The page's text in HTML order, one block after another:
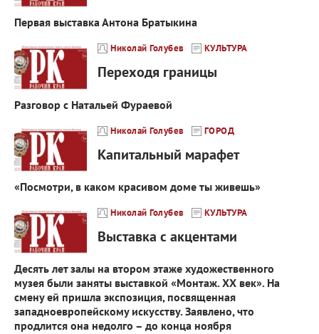
Первая выставка Антона Братыкина
Николай Голубев КУЛЬТУРА
Переходя границы
Разговор с Натальей Фураевой
Николай Голубев ГОРОД
Капитальный марафет
«Посмотри, в каком красивом доме ты живешь»
Николай Голубев КУЛЬТУРА
Выставка с акцентами
Десять лет залы на втором этаже художественного
музея были заняты выставкой «Монтаж. ХХ век». На
смену ей пришла экспозиция, посвященная
западноевропейскому искусству. Заявлено, что
продлится она недолго – до конца ноября